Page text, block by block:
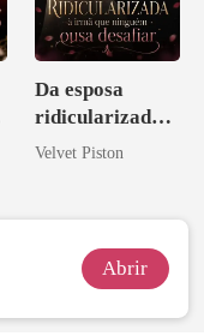
Da esposa
ridicularizada à
irmã que
Velvet Piston
Abrir